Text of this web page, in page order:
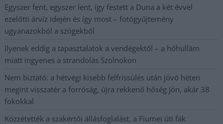
Egyszer fent, egyszer lent, így festett a Duna a két évvel
ezelőtti árvíz idején és így most – fotógyűjtemény
ugyanazokból a szögekből
Ilyenek eddig a tapasztalatok a vendégektől – a hőhullám
miatt ingyenes a strandolás Szolnokon
Nem biztató: a hétvégi kisebb felfrissülés után jövő héten
megint visszatér a forróság, újra rekkenő hőség jön, akár 38
fokokkal
Közzétették a szakértői állásfoglalást, a Fiumei úti fák